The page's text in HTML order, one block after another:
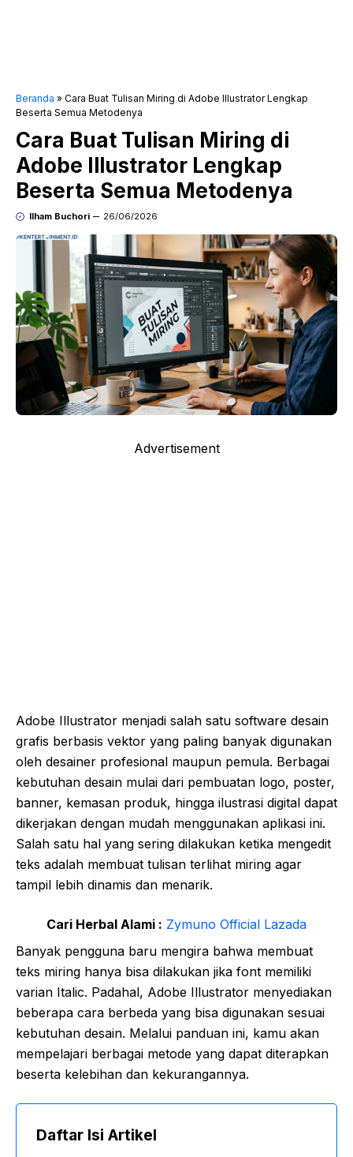
Beranda » Cara Buat Tulisan Miring di Adobe Illustrator Lengkap
Beserta Semua Metodenya
Cara Buat Tulisan Miring di
Adobe Illustrator Lengkap
Beserta Semua Metodenya
Ilham Buchori 26/06/2026
Advertisement
Adobe Illustrator menjadi salah satu software desain
grafis berbasis vektor yang paling banyak digunakan
oleh desainer profesional maupun pemula. Berbagai
kebutuhan desain mulai dari pembuatan logo, poster,
banner, kemasan produk, hingga ilustrasi digital dapat
dikerjakan dengan mudah menggunakan aplikasi ini.
Salah satu hal yang sering dilakukan ketika mengedit
teks adalah membuat tulisan terlihat miring agar
tampil lebih dinamis dan menarik.
Cari Herbal Alami : Zymuno Official Lazada
Banyak pengguna baru mengira bahwa membuat
teks miring hanya bisa dilakukan jika font memiliki
varian Italic. Padahal, Adobe Illustrator menyediakan
beberapa cara berbeda yang bisa digunakan sesuai
kebutuhan desain. Melalui panduan ini, kamu akan
mempelajari berbagai metode yang dapat diterapkan
beserta kelebihan dan kekurangannya.
Daftar Isi Artikel